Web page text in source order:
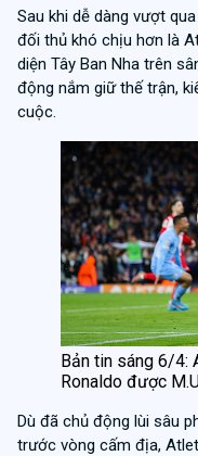
Sau khi dễ dàng vượt
đối thủ khó chịu hơn là
diện Tây Ban Nha trên
động nắm giữ thế trận,
cuộc.
Bản tin sáng 6/4:
Ronaldo được
Dù đã chủ động lùi sâu
trước vòng cấm địa,